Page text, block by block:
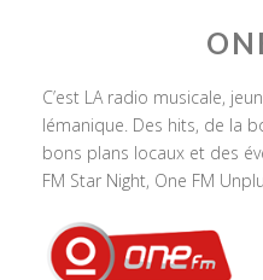
C’est LA radio musicale,
lémanique. Des hits, de la
bons plans locaux et des
FM Star Night, One FM